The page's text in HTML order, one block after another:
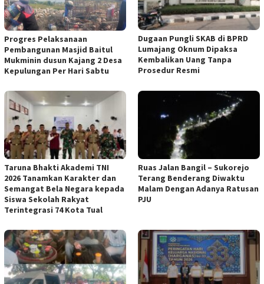
Progres Pelaksanaan
Pembangunan Masjid Baitul
Mukminin dusun Kajang 2 Desa
Kepulungan Per Hari Sabtu
Dugaan Pungli SKAB di BPRD
Lumajang Oknum Dipaksa
Kembalikan Uang Tanpa
Prosedur Resmi
Taruna Bhakti Akademi TNI
2026 Tanamkan Karakter dan
Semangat Bela Negara kepada
Siswa Sekolah Rakyat
Terintegrasi 74 Kota Tual
Ruas Jalan Bangil – Sukorejo
Terang Benderang Diwaktu
Malam Dengan Adanya Ratusan
PJU